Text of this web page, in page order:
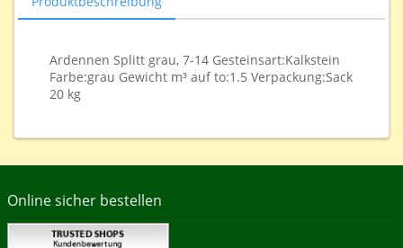
Ardennen Splitt grau, 7-14 Gesteinsart:Kalkstein
Farbe:grau Gewicht m³ auf to:1.5 Verpackung:Sack
20 kg
Online sicher bestellen